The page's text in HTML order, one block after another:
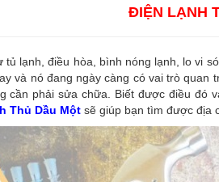
ĐIỆN LẠNH
tủ lạnh, điều hòa, bình nóng lạnh, lo vi
và nó đang ngày càng có vai trò
cần phải sửa chữa. Biết được điều đó
Thủ Dầu Một sẽ giúp bạn tìm được địa